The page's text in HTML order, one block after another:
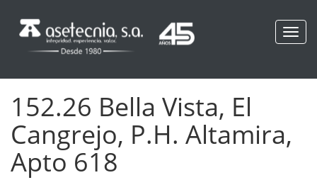
152.26 Bella Vista, El
Cangrejo, P.H. Altamira,
Apto 618